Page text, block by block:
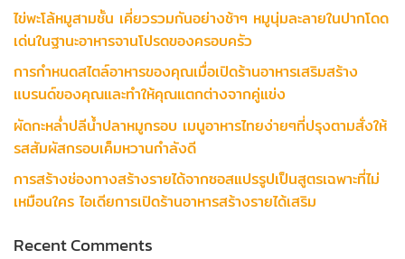
ไข่พะโล้หมูสามชั้น เคี่ยวรวมกันอย่างช้าๆ หมูนุ่มละลายในปากโดด
เด่นในฐานะอาหารจานโปรดของครอบครัว
การกำหนดสไตล์อาหารของคุณเมื่อเปิดร้านอาหารเสริมสร้าง
แบรนด์ของคุณและทำให้คุณแตกต่างจากคู่แข่ง
ผัดกะหล่ำปลีน้ำปลาหมูกรอบ เมนูอาหารไทยง่ายๆที่ปรุงตามสั่งให้
รสสัมผัสกรอบเค็มหวานกำลังดี
การสร้างช่องทางสร้างรายได้จากซอสแปรรูปเป็นสูตรเฉพาะที่ไม่
เหมือนใคร ไอเดียการเปิดร้านอาหารสร้างรายได้เสริม
Recent Comments